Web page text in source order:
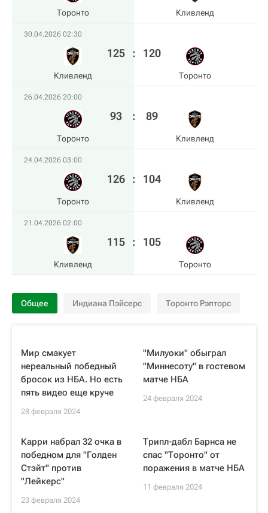
Торонто Кливленд
30.04.2026 02:30
Кливленд
125 : 120
Торонто
26.04.2026 20:00
Торонто
93 : 89
Кливленд
24.04.2026 03:00
Торонто
126 : 104
Кливленд
21.04.2026 02:00
Кливленд
115 : 105
Торонто
Общее Индиана Пэйсерс Торонто Рэпторс
Мир смакует
нереальный победный
бросок из НБА. Но есть
пять видео еще круче
28 февраля 2024
"Милуоки" обыграл
"Миннесоту" в гостевом
матче НБА
24 февраля 2024
Карри набрал 32 очка в
победном для "Голден
Стэйт" против
"Лейкерс"
23 февраля 2024
Трипл-дабл Барнса не
спас "Торонто" от
поражения в матче НБА
11 февраля 2024